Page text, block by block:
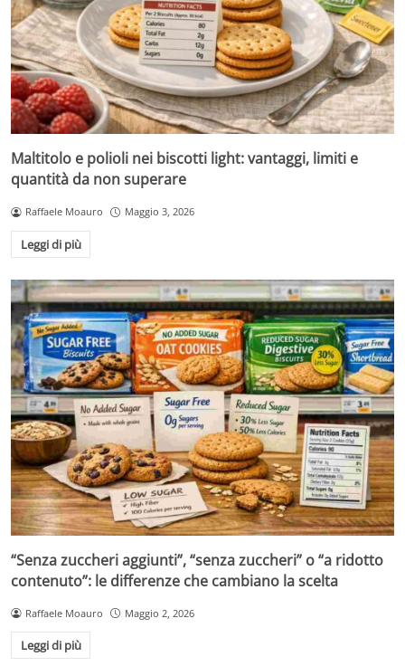
Maltitolo e polioli nei biscotti light: vantaggi, limiti e
quantità da non superare
Raffaele Moauro Maggio 3, 2026
Leggi di più
“Senza zuccheri aggiunti”, “senza zuccheri” o “a ridotto
contenuto”: le differenze che cambiano la scelta
Raffaele Moauro Maggio 2, 2026
Leggi di più